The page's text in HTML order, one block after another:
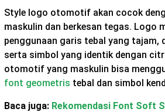
Style logo otomotif akan cocok
maskulin dan berkesan tegas. Logo
penggunaan garis tebal yang tajam,
serta simbol yang identik dengan
otomotif yang maskulin bisa
font geometris tebal dan simbol
Baca juga: Rekomendasi Font Soft